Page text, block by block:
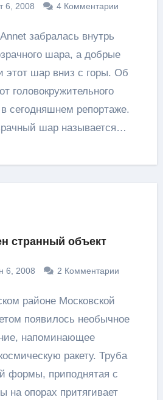
6, 2008 4 Комментарии
шара, а добрые
этот шар вниз с горы. Об
головокружительного
сегодняшнем репортаже.
шар называется…
странный объект
6, 2008 2 Комментарии
появилось необычное
напоминающее
ракету. Труба
формы, приподнятая с
на опорах притягивает